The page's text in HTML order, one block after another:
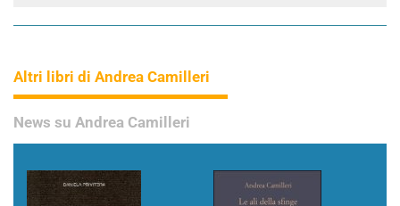
Altri libri di Andrea Camilleri
News su Andrea Camilleri